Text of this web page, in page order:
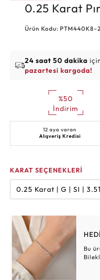
0.25 Karat
Ürün Kodu: PTM440K8-
24 saat 50 dakika
pazartesi kargoda!
%50
İndirim
12 aya varan
Alışveriş Kredisi
KARAT SEÇENEKLERİ
0.25 Karat | G |
Bu